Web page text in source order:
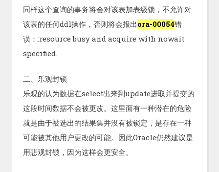
同样这个查询的事务将会对该表加表级锁，不允许对
该表的任何ddl操作，否则将会报出ora-00054错
误：:resource busy and acquire with nowait
specified.
二、乐观封锁
乐观的认为数据在select出来到update进取并提交的
这段时间数据不会被更改。这里面有一种潜在的危险
就是由于被选出的结果集并没有被锁定，是存在一种
可能被其他用户更改的可能。因此Oracle仍然建议是
用悲观封锁，因为这样会更安全。